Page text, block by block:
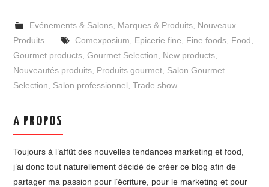
Evénements & Salons, Marques & Produits, Nouveaux
Produits
Comexposium Epicerie fine Fine foods, Food
Gourmet products ,Gourmet Selection New products
Nouveautés produits Produits gourmet Salon Gourmet
Selection
Salon professionnel ,Trade show
A PROPOS
Toujours à l’affût des nouvelles tendances marketing et food,
j’ai donc tout naturellement décidé de créer ce blog afin de
partager ma passion pour l’écriture, pour le marketing et pour